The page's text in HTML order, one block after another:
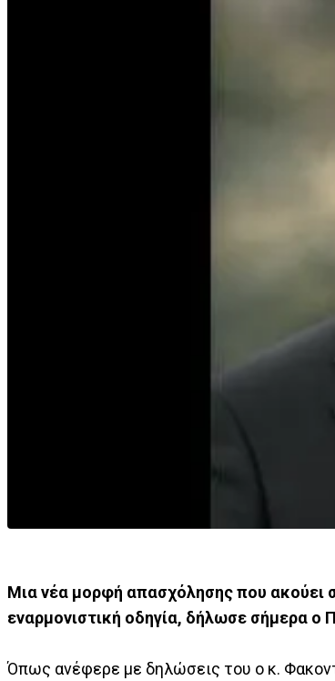
Μια νέα μορφή απασχόλησης που ακούει
εναρμονιστική οδηγία, δήλωσε σήμερα
Όπως ανέφερε με δηλώσεις του ο κ.